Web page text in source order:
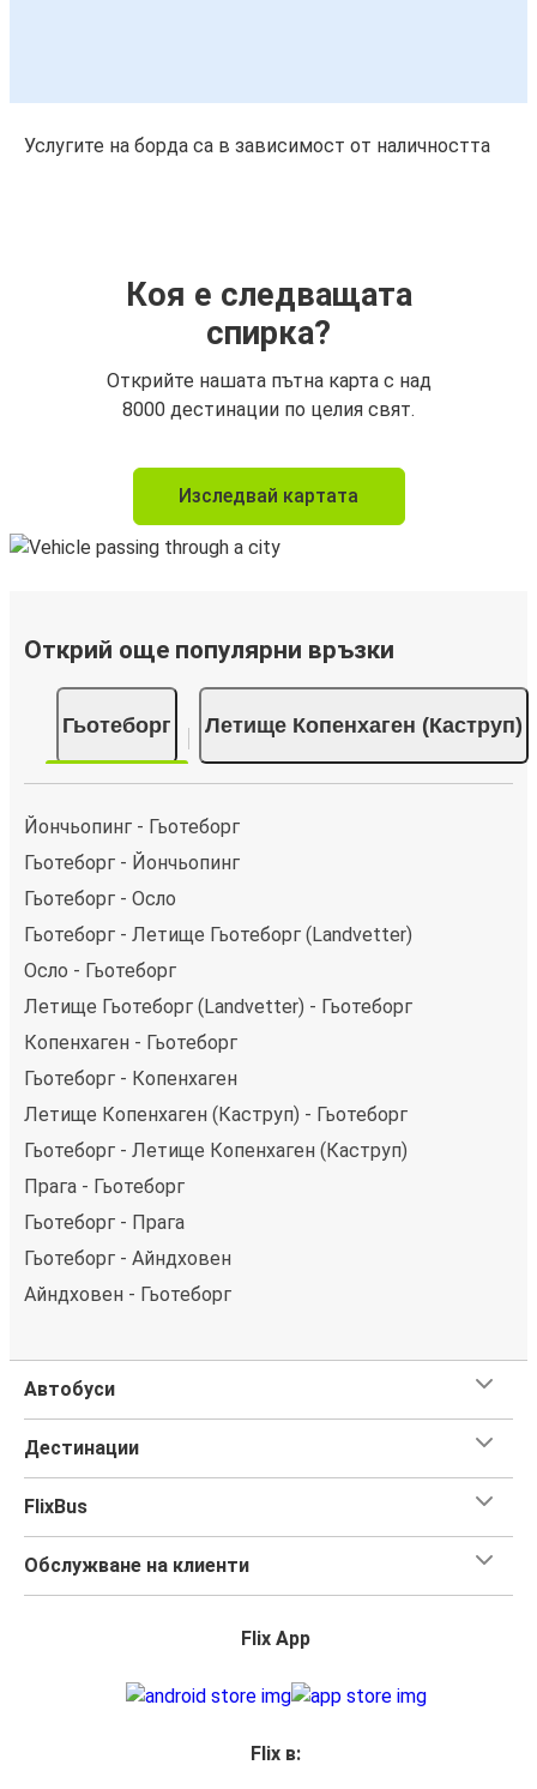
Услугите на борда са в зависимост от наличността
Коя е следващата
спирка?
Открийте нашата пътна карта с над
8000 дестинации по целия свят.
Изследвай картата
Открий още популярни връзки
Гьотеборг Летище Копенхаген (Каструп)
Йончьопинг - Гьотеборг
Гьотеборг - Йончьопинг
Гьотеборг - Осло
Гьотеборг - Летище Гьотеборг (Landvetter)
Осло - Гьотеборг
Летище Гьотеборг (Landvetter) - Гьотеборг
Копенхаген - Гьотеборг
Гьотеборг - Копенхаген
Летище Копенхаген (Каструп) - Гьотеборг
Гьотеборг - Летище Копенхаген (Каструп)
Прага - Гьотеборг
Гьотеборг - Прага
Гьотеборг - Айндховен
Айндховен - Гьотеборг
Автобуси
Дестинации
FlixBus
Обслужване на клиенти
Flix App
Flix в: